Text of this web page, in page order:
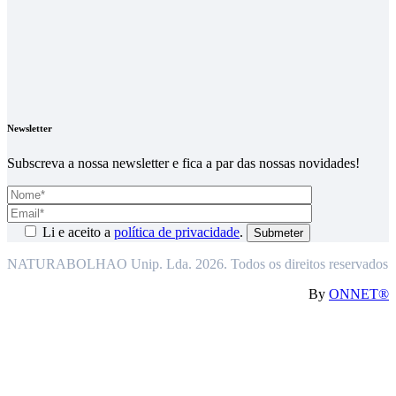
Newsletter
Subscreva a nossa newsletter e fica a par das nossas novidades!
Li e aceito a política de privacidade.
NATURABOLHAO Unip. Lda. 2026. Todos os direitos reservados
By ONNET®